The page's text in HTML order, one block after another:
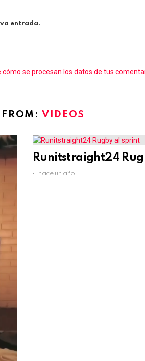
entrada.
cómo se procesan los datos de tus
FROM:VIDEOS
Runitstraight24
hace un año